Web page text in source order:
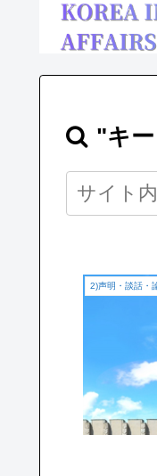
"キ
2)声明・談話・